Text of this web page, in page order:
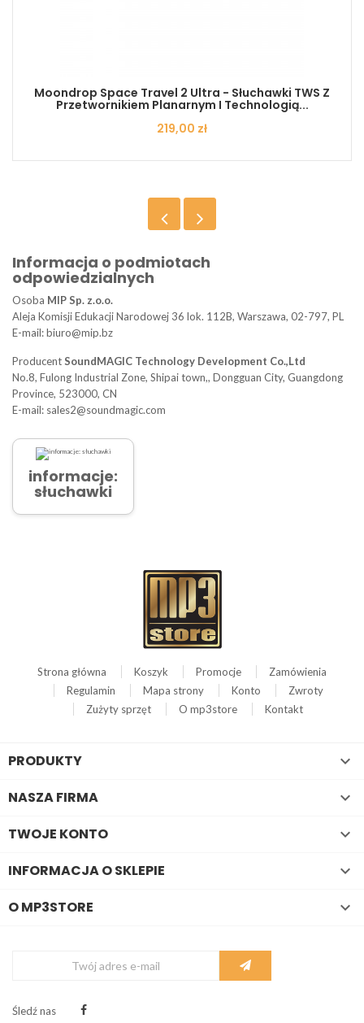
Moondrop Space Travel 2 Ultra - Słuchawki TWS Z
Przetwornikiem Planarnym I Technologią...
Cena
219,00 zł
Informacja o podmiotach
odpowiedzialnych
Osoba MIP Sp. z.o.o.
Aleja Komisji Edukacji Narodowej 36 lok. 112B, Warszawa, 02-797, PL
E-mail: biuro@mip.bz
ProducentSoundMAGIC Technology Development Co.,Ltd
No.8, Fulong Industrial Zone, Shipai town,, Dongguan City, Guangdong
Province, 523000, CN
E-mail: sales2@soundmagic.com
informacje:
słuchawki
Strona główna Koszyk Promocje
Zamówienia
Regulamin
Mapa strony Konto
Zwroty
Zużyty sprzęt
O mp3store Kontakt
PRODUKTY 
NASZA FIRMA 
TWOJE KONTO 
INFORMACJA O SKLEPIE 
O MP3STORE 
Śledź nas